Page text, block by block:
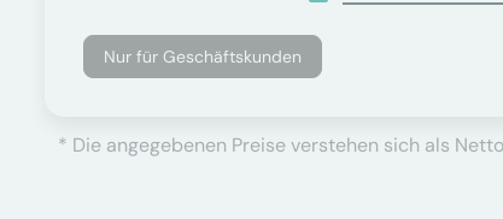
Nur für Geschäftskunden
* Die angegebenen Preise verstehen sich als